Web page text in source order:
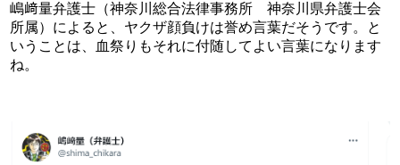
嶋﨑量弁護士（神奈川総合法律事務所　神奈川県弁護士会
所属）によると、ヤクザ顔負けは誉め言葉だそうです。と
いうことは、血祭りもそれに付随してよい言葉になります
ね。